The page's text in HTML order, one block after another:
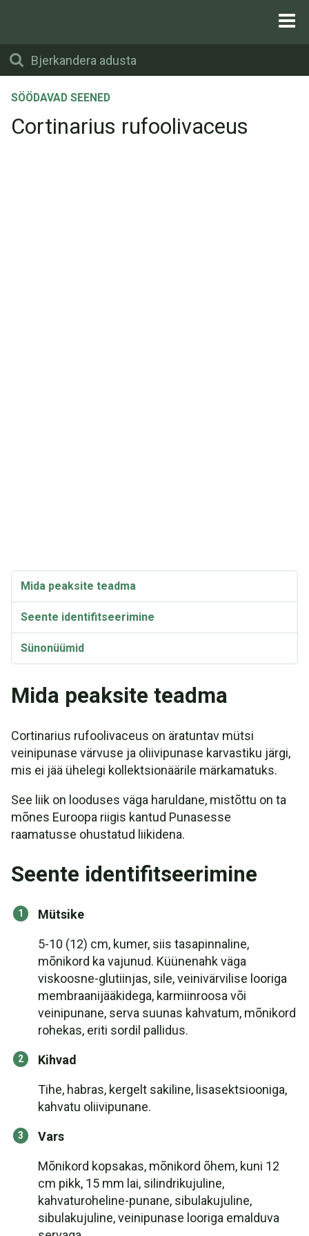
SÖÖDAVAD SEENED
Cortinarius rufoolivaceus
Mida peaksite teadma
Seente identifitseerimine
Sünonüümid
Mida peaksite teadma
Cortinarius rufoolivaceus on äratuntav mütsi
veinipunase värvuse ja oliivipunase karvastiku järgi,
mis ei jää ühelegi kollektsionäärile märkamatuks.
See liik on looduses väga haruldane, mistõttu on ta
mõnes Euroopa riigis kantud Punasesse
raamatusse ohustatud liikidena.
Seente identifitseerimine
Mütsike
5-10 (12) cm, kumer, siis tasapinnaline,
mõnikord ka vajunud. Küünenahk väga
viskoosne-glutiinjas, sile, veinivärvilise looriga
membraanijääkidega, karmiinroosa või
veinipunane, serva suunas kahvatum, mõnikord
rohekas, eriti sordil pallidus.
Kihvad
Tihe, habras, kergelt sakiline, lisasektsiooniga,
kahvatu oliivipunane.
Vars
Mõnikord kopsakas, mõnikord õhem, kuni 12
cm pikk, 15 mm lai, silindrikujuline,
kahvaturoheline-punane, sibulakujuline,
sibulakujuline, veinipunase looriga emalduva